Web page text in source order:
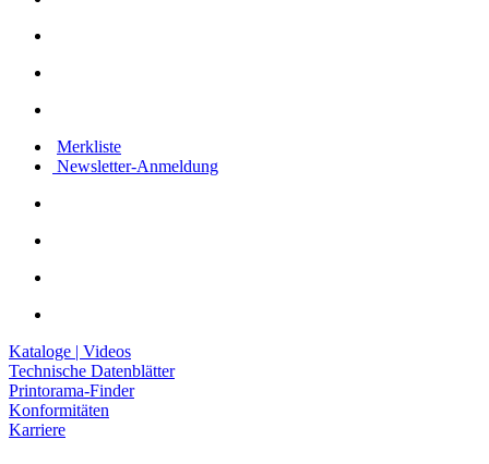
Merkliste
Newsletter-Anmeldung
Kataloge | Videos
Technische Datenblätter
Printorama-Finder
Konformitäten
Karriere